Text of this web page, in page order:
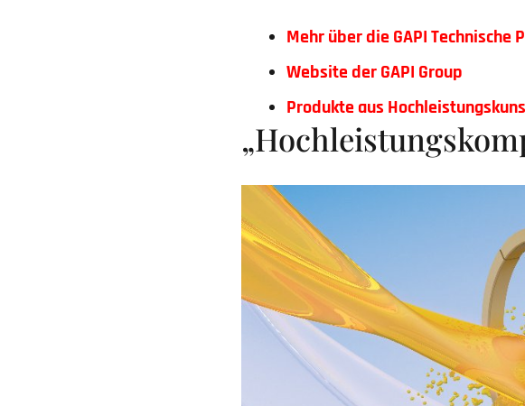
Mehr über die GAPI Technische
Website der GAPI Group
Produkte aus